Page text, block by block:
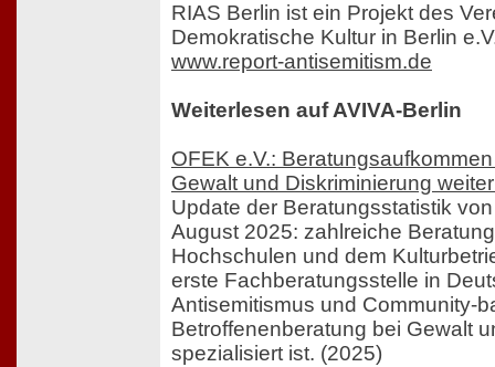
RIAS Berlin ist ein Projekt des
Demokratische Kultur in Berlin
www.report-antisemitism.de
Weiterlesen auf AVIVA-Berlin
OFEK e.V.:
Gewalt und Diskriminierung
Update der Beratungsstatistik
August 2025: zahlreiche
Hochschulen und dem
erste Fachberatungsstelle in
Antisemitismus und Community-
Betroffenenberatung bei Gewalt
spezialisiert ist. (2025)